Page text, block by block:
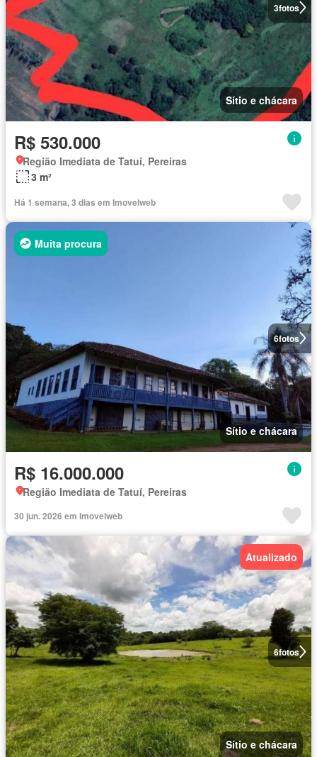
3fotos
Sítio e chácara
R$ 530.000
Região Imediata de Tatuí, Pereiras
3 m²
Há 1 semana, 3 dias em Imovelweb
6fotos
Muita procura
Sítio e chácara
R$ 16.000.000
Região Imediata de Tatuí, Pereiras
30 jun. 2026 em Imovelweb
6fotos
Atualizado
Sítio e chácara